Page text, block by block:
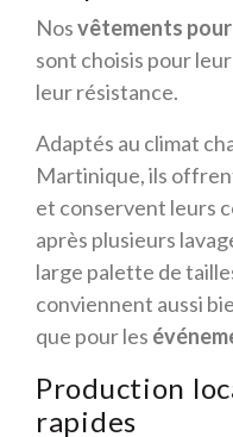
Nosvêtements
sont choisis pour
leur résistance.
Adaptés au climat
Martinique, ils
et conservent leurs
après plusieurs
large palette de
conviennent aussi
que pour les
Production
rapides